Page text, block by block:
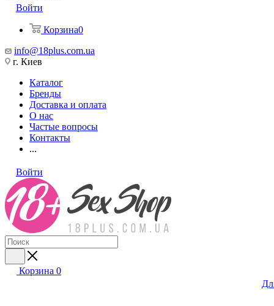
Войти
Корзина0
info@18plus.com.ua
г. Киев
Каталог
Бренды
Доставка и оплата
О нас
Частые вопросы
Контакты
...
Войти
Корзина 0